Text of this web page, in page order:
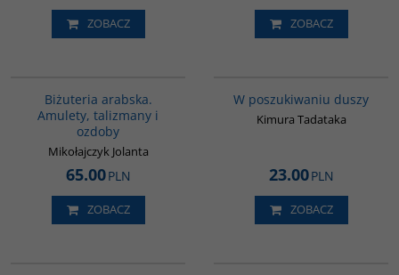
ZOBACZ ZOBACZ
Biżuteria arabska.
Amulety, talizmany i
ozdoby
Mikołajczyk Jolanta
65.00PLN
ZOBACZ
W poszukiwaniu duszy
Kimura Tadataka
23.00PLN
ZOBACZ